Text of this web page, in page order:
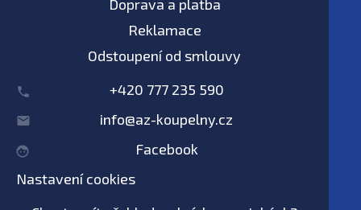
Doprava a platba
Reklamace
Odstoupení od smlouvy
+420 777 235 590
info@az-koupelny.cz
Facebook
Nastavení cookies